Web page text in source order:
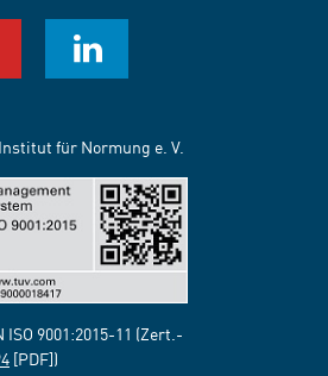
für Normung e. V.
9001:2015-11 (Zert.-
[PDF])